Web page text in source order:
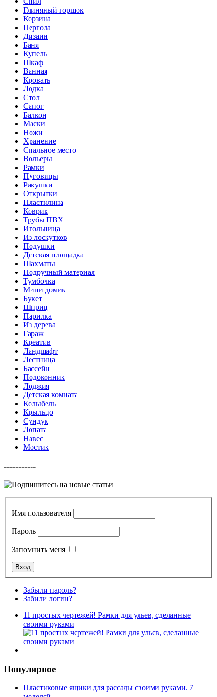
Глиняный горшок
Корзина
Пергола
Дизайн
Баня
Купель
Шкаф
Ванная
Кровать
Лодка
Стол
Сапог
Балкон
Маски
Ножи
Хранение
Спальное место
Вольеры
Рамки
Пуговицы
Ракушки
Открытки
Пластилина
Коврик
Трубы ПВХ
Игольница
Из лоскутков
Подушки
Детская площадка
Шахматы
Подручный материал
Тумбочка
Мини домик
Букет
Шприц
Парилка
Из дерева
Гараж
Креатив
Ландшафт
Лестница
Бассейн
Подоконник
Лоджия
Детская комната
Колыбель
Крыльцо
Сундук
Лопата
Навес
Мостик
-----------
Имя пользователя
Пароль
Запомнить меня
Забыли пароль?
Забили логин?
11 простых чертежей! Рамки для ульев, сделанные
своими руками
Популярное
Пластиковые ящики для рассады своими руками. 7